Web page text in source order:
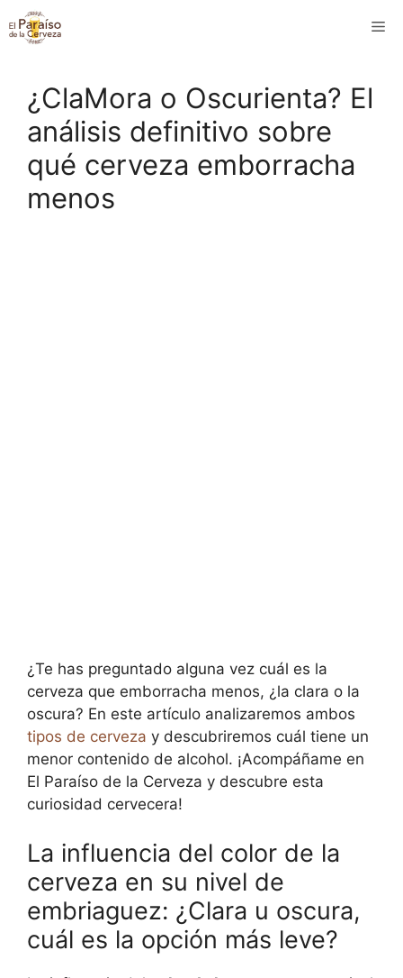
Saltar
al
¿ClaMora o Oscurienta? El
análisis definitivo sobre
qué cerveza emborracha
menos
¿Te has preguntado alguna vez cuál es la
cerveza que emborracha menos, ¿la clara o la
oscura? En este artículo analizaremos ambos
tipos de cerveza y descubriremos cuál tiene un
menor contenido de alcohol. ¡Acompáñame en
El Paraíso de la Cerveza y descubre esta
curiosidad cervecera!
La influencia del color de la
cerveza en su nivel de
embriaguez: ¿Clara u oscura,
cuál es la opción más leve?